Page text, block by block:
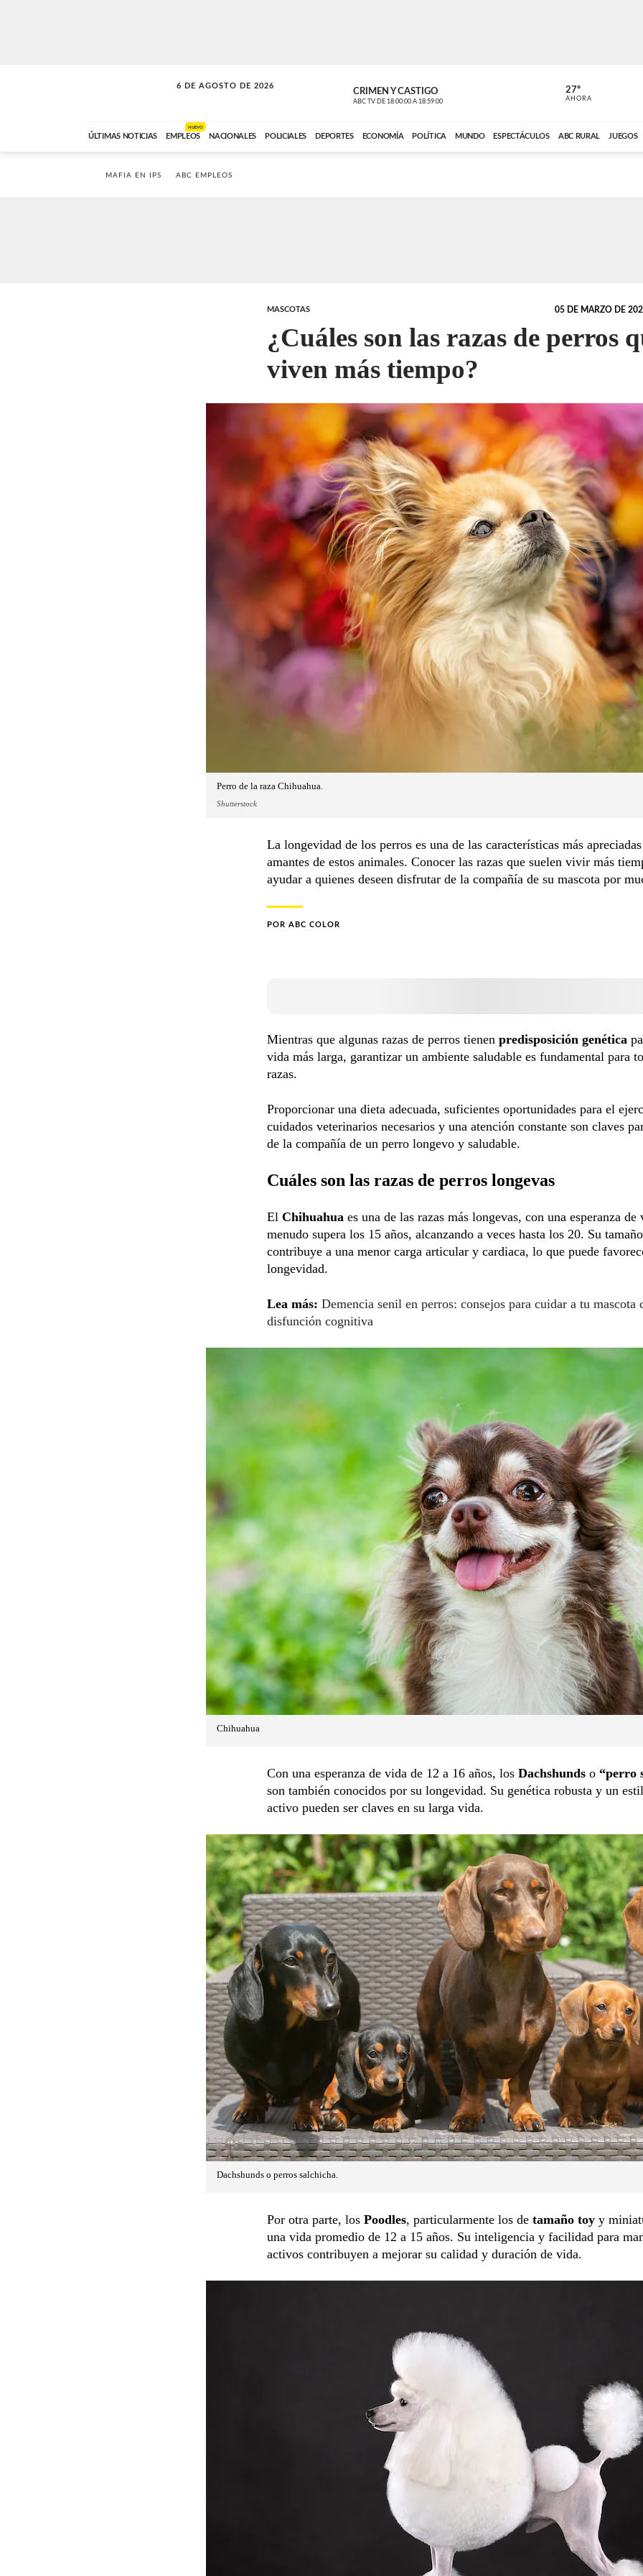
6 DE AGOSTO DE 2026
SOLO MÚSICA CRIMEN Y CASTIGO
ABC TV DE 18:00:00 A 18:59:00 ABC CARDINAL
27º
AHORA
ÚLTIMAS NOTICIAS EMPLEOS
NUEVO
NACIONALES POLICIALES DEPORTES ECONOMÍA POLÍTICA MUNDO ESPECTÁCULOS ABC RURAL JUEGOS
MAFIA EN IPS ABC EMPLEOS
MASCOTAS 05 DE MARZO DE
¿Cuáles son las razas de perros
viven más tiempo?
Perro de la raza Chihuahua.
Shutterstock
La longevidad de los perros es una de las características más
amantes de estos animales. Conocer las razas que suelen vivir más
ayudar a quienes deseen disfrutar de la compañía de su mascota por
POR ABC COLOR
Mientras que algunas razas de perros tienen predisposición genética
vida más larga, garantizar un ambiente saludable es fundamental para
razas.
Proporcionar una dieta adecuada, suficientes oportunidades para el
cuidados veterinarios necesarios y una atención constante son claves
de la compañía de un perro longevo y saludable.
Cuáles son las razas de perros longevas
El Chihuahua es una de las razas más longevas, con una esperanza de
menudo supera los 15 años, alcanzando a veces hasta los 20. Su
contribuye a una menor carga articular y cardiaca, lo que puede
longevidad.
Lea más: Demencia senil en perros: consejos para cuidar a tu mascota
disfunción cognitiva
Chihuahua
Con una esperanza de vida de 12 a 16 años, los Dachshunds o “perro
son también conocidos por su longevidad. Su genética robusta y un
activo pueden ser claves en su larga vida.
Dachshunds o perros salchicha.
Por otra parte, los Poodles, particularmente los de tamaño toy y
una vida promedio de 12 a 15 años. Su inteligencia y facilidad para
activos contribuyen a mejorar su calidad y duración de vida.